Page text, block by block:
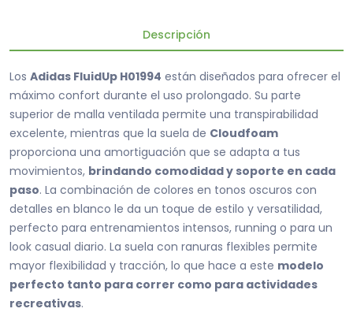
Descripción
Los Adidas FluidUp H01994 están diseñados para ofrecer el
máximo confort durante el uso prolongado. Su parte
superior de malla ventilada permite una transpirabilidad
excelente, mientras que la suela de Cloudfoam
proporciona una amortiguación que se adapta a tus
movimientos, brindando comodidad y soporte en cada
paso. La combinación de colores en tonos oscuros con
detalles en blanco le da un toque de estilo y versatilidad,
perfecto para entrenamientos intensos, running o para un
look casual diario. La suela con ranuras flexibles permite
mayor flexibilidad y tracción, lo que hace a este modelo
perfecto tanto para correr como para actividades
recreativas.